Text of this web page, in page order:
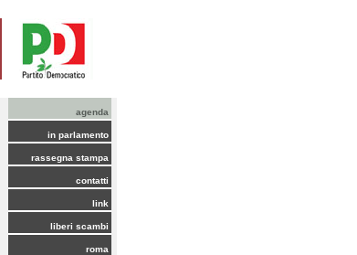
agenda
in parlamento
rassegna stampa
contatti
link
liberi scambi
roma